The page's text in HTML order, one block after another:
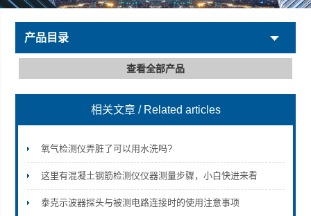
深圳市深博瑞仪器仪表有限公司
产品目录
查看全部产品
相关文章 / Related articles
氧气检测仪弄脏了可以用水洗吗?
这里有混凝土钢筋检测仪仪器测量步骤，小白快进来看
泰克示波器探头与被测电路连接时的使用注意事项